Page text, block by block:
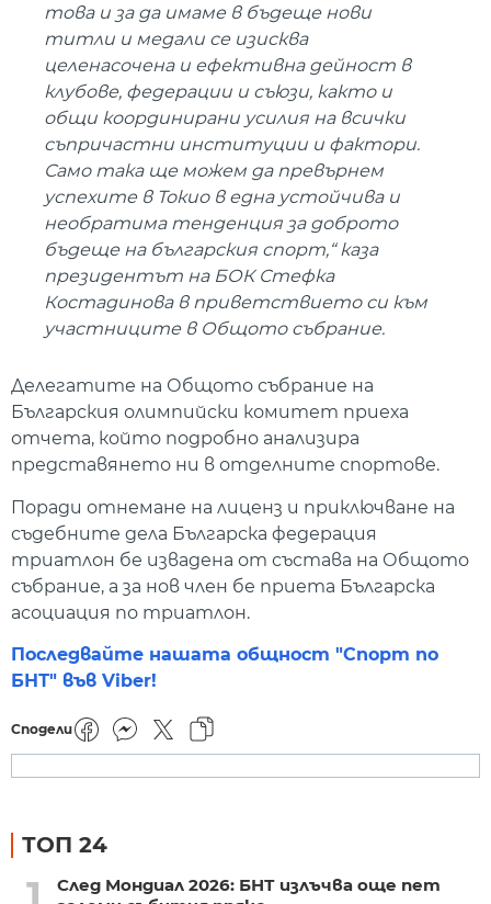
това и за да имаме в бъдеще нови
титли и медали се изисква
целенасочена и ефективна дейност в
клубове, федерации и съюзи, както и
общи координирани усилия на всички
съпричастни институции и фактори.
Само така ще можем да превърнем
успехите в Токио в една устойчива и
необратима тенденция за доброто
бъдеще на българския спорт,“ каза
президентът на БОК Стефка
Костадинова в приветствието си към
участниците в Общото събрание.
Делегатите на Общото събрание на
Българския олимпийски комитет приеха
отчета, който подробно анализира
представянето ни в отделните спортове.
Поради отнемане на лиценз и приключване на
съдебните дела Българска федерация
триатлон бе извадена от състава на Общото
събрание, а за нов член бе приета Българска
асоциация по триатлон.
Последвайте нашата общност "Спорт по
БНТ" във Viber!
Сподели
ТОП 24
След Мондиал 2026: БНТ излъчва още пет